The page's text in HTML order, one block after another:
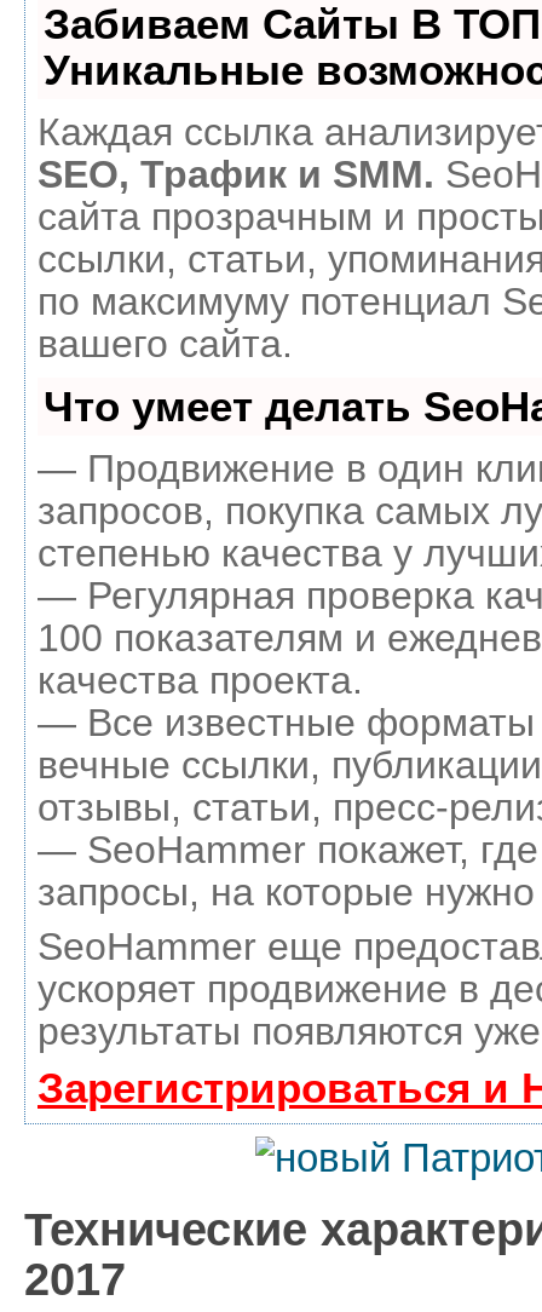
Забиваем Сайты В
Уникальные
Каждая ссылка
SEO, Трафик и SMM.
сайта прозрачным и
ссылки, статьи,
по максимуму потенциал
вашего сайта.
Что умеет делать
— Продвижение в один
запросов, покупка самых
степенью качества у
— Регулярная проверка
100 показателям и
качества проекта.
— Все известные форматы
вечные ссылки,
отзывы, статьи, пресс-
— SeoHammer покажет,
запросы, на которые
SeoHammer еще
ускоряет продвижение в
результаты появляются
Зарегистрироваться и
Технические
2017